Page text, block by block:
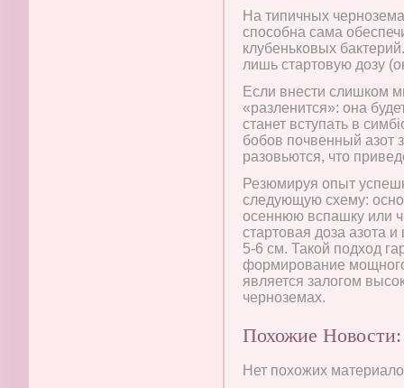
На типичных
способна сама
клубеньковых
лишь стартовую дозу
Если внести слишком
«разленится»: она
станет вступать в
бобов почвенный азот
разовьются, что
Резюмируя опыт
следующую схему:
осеннюю вспашку или
стартовая доза азота
5-6 см. Такой подход
формирование
является залогом
черноземах.
Похожие Новости:
Нет похожих